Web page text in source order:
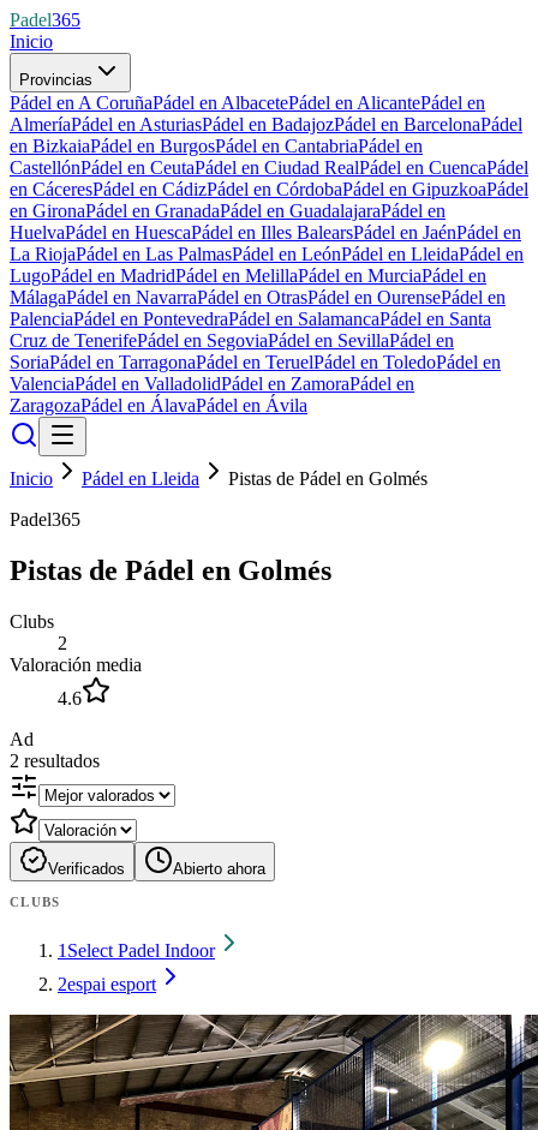
Padel365
Inicio
Provincias
Pádel en A CoruñaPádel en AlbacetePádel en AlicantePádel en
AlmeríaPádel en AsturiasPádel en BadajozPádel en BarcelonaPádel
en BizkaiaPádel en BurgosPádel en CantabriaPádel en
CastellónPádel en CeutaPádel en Ciudad RealPádel en CuencaPádel
en CáceresPádel en CádizPádel en CórdobaPádel en GipuzkoaPádel
en GironaPádel en GranadaPádel en GuadalajaraPádel en
HuelvaPádel en HuescaPádel en Illes BalearsPádel en JaénPádel en
La RiojaPádel en Las PalmasPádel en LeónPádel en LleidaPádel en
LugoPádel en MadridPádel en MelillaPádel en MurciaPádel en
MálagaPádel en NavarraPádel en OtrasPádel en OurensePádel en
PalenciaPádel en PontevedraPádel en SalamancaPádel en Santa
Cruz de TenerifePádel en SegoviaPádel en SevillaPádel en
SoriaPádel en TarragonaPádel en TeruelPádel en ToledoPádel en
ValenciaPádel en ValladolidPádel en ZamoraPádel en
ZaragozaPádel en ÁlavaPádel en Ávila
Inicio Pádel en Lleida
Pistas de Pádel en Golmés
Padel365
Pistas de Pádel en Golmés
Clubs
2
Valoración media
4.6
Ad
2 resultados
Verificados Abierto ahora
CLUBS
1 Select Padel Indoor
2espai esport